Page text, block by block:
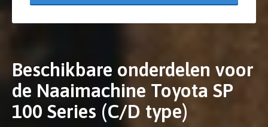
Beschikbare onderdelen voor
de Naaimachine Toyota SP
100 Series (C/D type)